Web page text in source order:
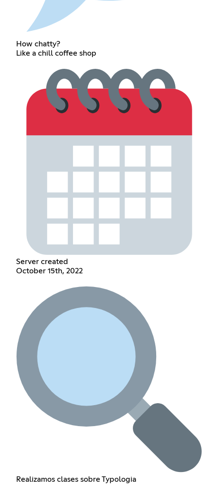
How chatty?
Like a chill coffee shop
Server created
October 15th, 2022
Realizamos clases sobre Typologia